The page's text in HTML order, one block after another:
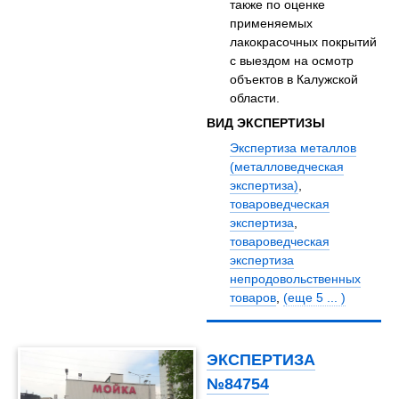
также по оценке
применяемых
лакокрасочных покрытий
с выездом на осмотр
объектов в Калужской
области.
ВИД ЭКСПЕРТИЗЫ
Экспертиза металлов
(металловедческая
экспертиза),
товароведческая
экспертиза,
товароведческая
экспертиза
непродовольственных
товаров,(еще 5 ... )
ЭКСПЕРТИЗА
№84754